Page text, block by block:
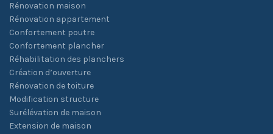
Rénovation maison
Rénovation appartement
Confortement poutre
Confortement plancher
Réhabilitation des planchers
Création d’ouverture
Rénovation de toiture
Modification structure
Surélévation de maison
Extension de maison